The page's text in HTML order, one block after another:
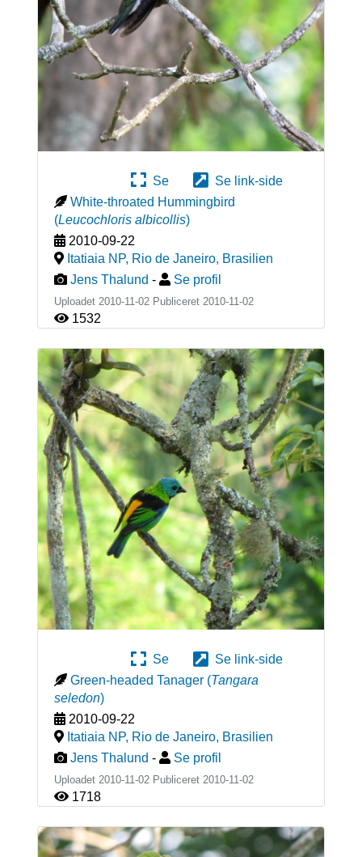
Se
Se link-side
White-throated Hummingbird
(Leucochloris albicollis)
2010-09-22
Itatiaia NP, Rio de Janeiro, Brasilien
Jens Thalund - Se profil
Uploadet 2010-11-02 Publiceret 2010-11-02
1532
Se
Se link-side
Green-headed Tanager (Tangara
seledon)
2010-09-22
Itatiaia NP, Rio de Janeiro, Brasilien
Jens Thalund - Se profil
Uploadet 2010-11-02 Publiceret 2010-11-02
1718